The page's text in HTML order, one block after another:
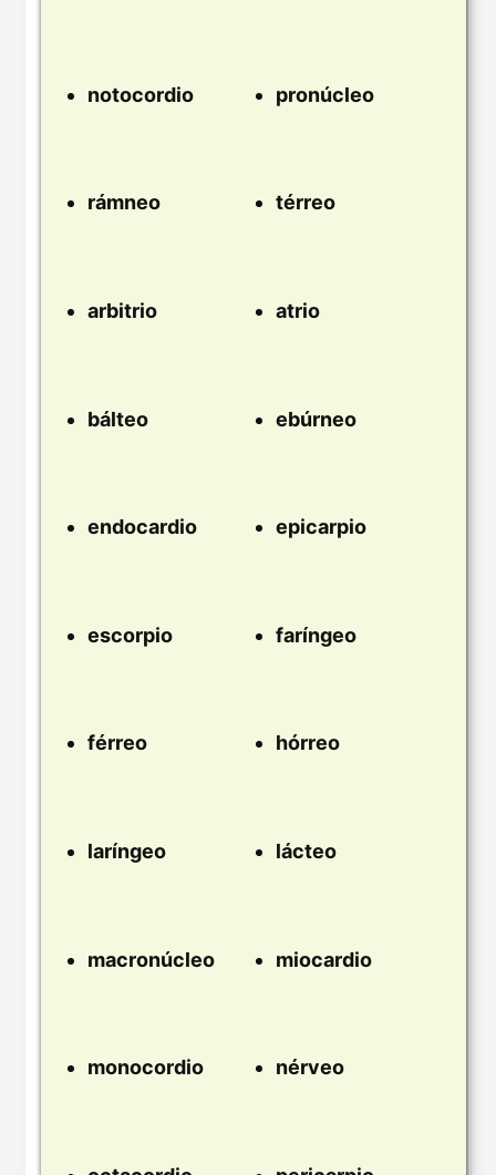
notocordio pronúcleo
rámneo térreo
arbitrio atrio
bálteo ebúrneo
endocardio epicarpio
escorpio faríngeo
férreo hórreo
laríngeo lácteo
macronúcleo miocardio
monocordio nérveo